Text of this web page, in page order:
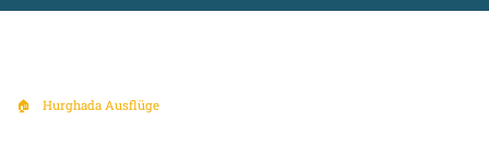
🏠 Hurghada Ausflüge